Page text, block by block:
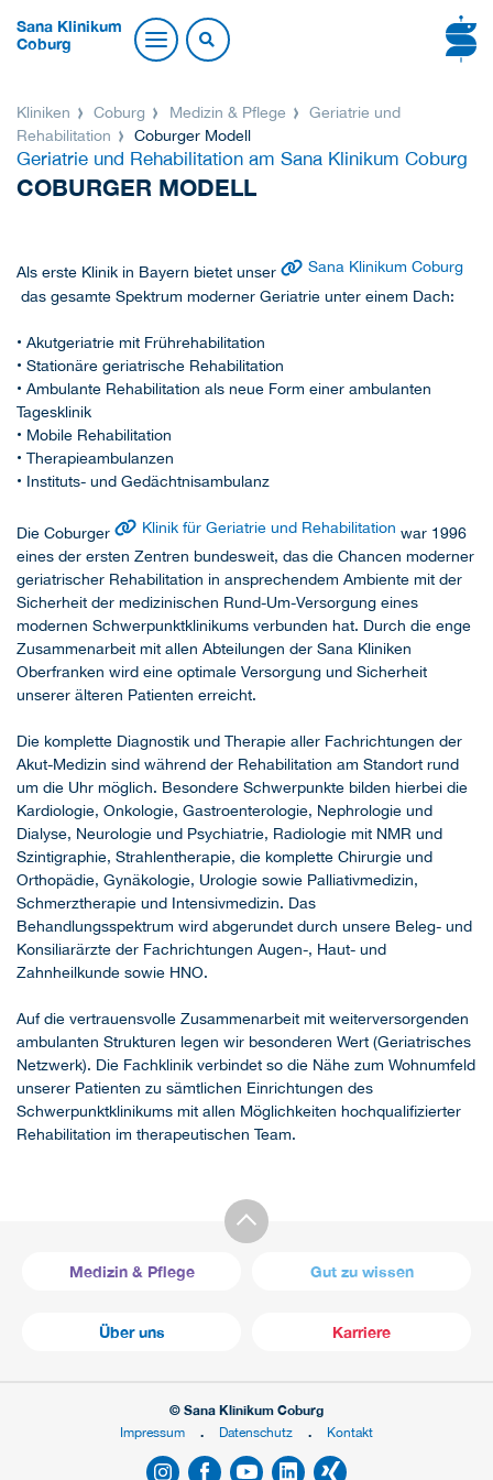
Sana Klinikum
Coburg
Kliniken Coburg Medizin & Pflege
Geriatrie und
Rehabilitation
Coburger Modell
Geriatrie und Rehabilitation am Sana Klinikum Coburg
COBURGER MODELL
Als erste Klinik in Bayern bietet unser
Sana Klinikum Coburg
das gesamte Spektrum moderner Geriatrie unter einem Dach:
• Akutgeriatrie mit Frührehabilitation
• Stationäre geriatrische Rehabilitation
• Ambulante Rehabilitation als neue Form einer ambulanten
Tagesklinik
• Mobile Rehabilitation
• Therapieambulanzen
• Instituts- und Gedächtnisambulanz
Die Coburger Klinik für Geriatrie und Rehabilitation war 1996
eines der ersten Zentren bundesweit, das die Chancen moderner
geriatrischer Rehabilitation in ansprechendem Ambiente mit der
Sicherheit der medizinischen Rund-Um-Versorgung eines
modernen Schwerpunktklinikums verbunden hat. Durch die enge
Zusammenarbeit mit allen Abteilungen der Sana Kliniken
Oberfranken wird eine optimale Versorgung und Sicherheit
unserer älteren Patienten erreicht.
Die komplette Diagnostik und Therapie aller Fachrichtungen der
Akut-Medizin sind während der Rehabilitation am Standort rund
um die Uhr möglich. Besondere Schwerpunkte bilden hierbei die
Kardiologie, Onkologie, Gastroenterologie, Nephrologie und
Dialyse, Neurologie und Psychiatrie, Radiologie mit NMR und
Szintigraphie, Strahlentherapie, die komplette Chirurgie und
Orthopädie, Gynäkologie, Urologie sowie Palliativmedizin,
Schmerztherapie und Intensivmedizin. Das
Behandlungsspektrum wird abgerundet durch unsere Beleg- und
Konsiliarärzte der Fachrichtungen Augen-, Haut- und
Zahnheilkunde sowie HNO.
Auf die vertrauensvolle Zusammenarbeit mit weiterversorgenden
ambulanten Strukturen legen wir besonderen Wert (Geriatrisches
Netzwerk). Die Fachklinik verbindet so die Nähe zum Wohnumfeld
unserer Patienten zu sämtlichen Einrichtungen des
Schwerpunktklinikums mit allen Möglichkeiten hochqualifizierter
Rehabilitation im therapeutischen Team.
Medizin & Pflege Gut zu wissen
Über uns Karriere
© Sana Klinikum Coburg
Impressum
Datenschutz Kontakt